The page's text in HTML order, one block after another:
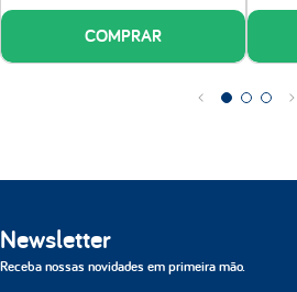
100% poliéster com gramatura 73g.
38 cm já com os pés (25 cm de altura do
COMPRAR
Newsletter
Receba nossas novidades em primeira mão.